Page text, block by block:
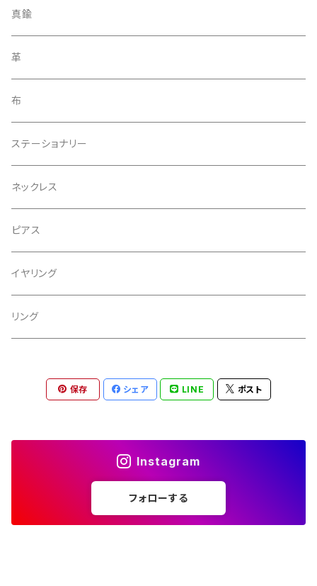
ストラップ
ブローチ
アクセサリー
ヘアゴム
真鍮
革
布
ステーショナリー
ネックレス
ピアス
イヤリング
リング
保存 シェア LINE ポスト
Instagram
フォローする